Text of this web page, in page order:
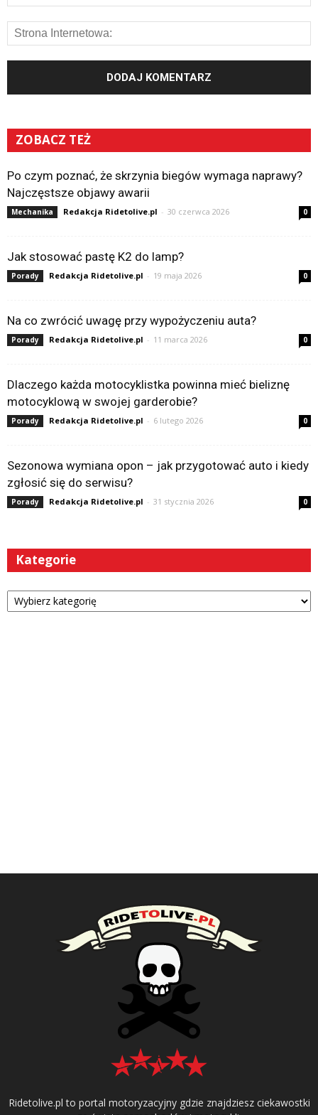
ZOBACZ TEŻ
Po czym poznać, że skrzynia biegów wymaga naprawy?
Najczęstsze objawy awarii
Mechanika Redakcja Ridetolive.pl - 30 czerwca 2026 0
Jak stosować pastę K2 do lamp?
Porady Redakcja Ridetolive.pl - 19 maja 2026 0
Na co zwrócić uwagę przy wypożyczeniu auta?
Porady Redakcja Ridetolive.pl - 11 marca 2026 0
Dlaczego każda motocyklistka powinna mieć bieliznę
motocyklową w swojej garderobie?
Porady Redakcja Ridetolive.pl - 6 lutego 2026 0
Sezonowa wymiana opon – jak przygotować auto i kiedy
zgłosić się do serwisu?
Porady Redakcja Ridetolive.pl - 31 stycznia 2026 0
Kategorie
Kategorie
Ridetolive.pl to portal motoryzacyjny gdzie znajdziesz ciekawostki